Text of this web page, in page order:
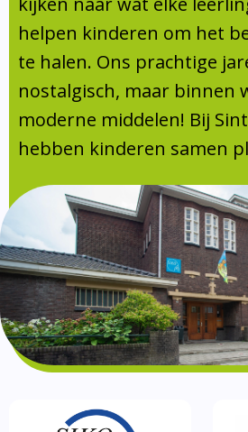
Leerlingenzorg
Centrum Jeugd en
Schoollogopedie
Schooltijden
Absentie
Vakanties
Aanmelden
Schoolgids
Gezonde school
Kinderopvang
BSO
Routebeschrijving
Privacy
Formulieren
Klachtenregeling
helpen kinderen om het
te halen. Ons prachtige
nostalgisch, maar binnen
moderne middelen! Bij
hebben kinderen samen